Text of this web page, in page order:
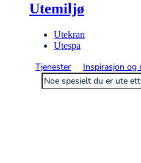
Utemiljø
Utekran
Utespa
Tjenester Inspirasjon og